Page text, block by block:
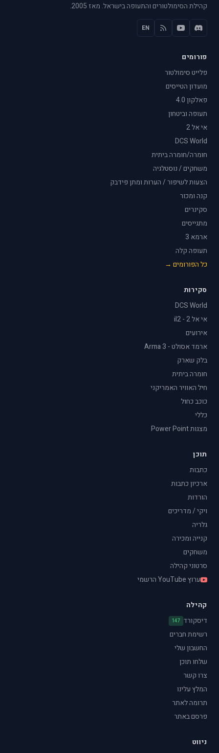
קהילת הסימולטורים והתעופה בישראל. מאז 2005.
EN
פורומים
פלייט סימולטור
מועדון הטייסים
פאלקון 4.0
תעופה וביטחון
אי אל 2
DCS World
חומרה/חומרה ביתית
משחקים / נוסטלגיה
הצעות לשיפור / הערות ומתן פידבק
קנה ומכור
סקינרים
מתגייסים
ארמא 3
תעופה קלה
כל הפורומים →
סקירות
DCS World
אי אל 2 - il2
אירועים
ארמד אסולט - Arma 3
בלק שארק
חומרה ביתית
חיל האוויר האמריקני
כוכב כחול
כללי
מצגות Power Point
תוכן
כתבות
ארכיון כתבות
הורדות
ויקי / מדריכים
גלריה
קנייה ומכירה
משחקים
סרטוני קהילה
ערוץ YouTube הרשמי
קהילה
דיסקורד 147
רשימת חברים
החשבון שלי
שלחו תוכן
צרו קשר
המלץ עלינו
תרומה לאתר
פרסם באתר
ניווט